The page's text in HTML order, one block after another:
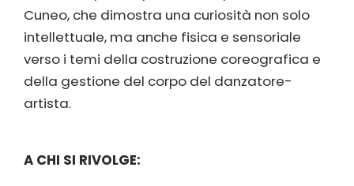
Cuneo, che dimostra una curiosità non solo
intellettuale, ma anche fisica e sensoriale
verso i temi della costruzione coreografica e
della gestione del corpo del danzatore-
artista.
A CHI SI RIVOLGE: